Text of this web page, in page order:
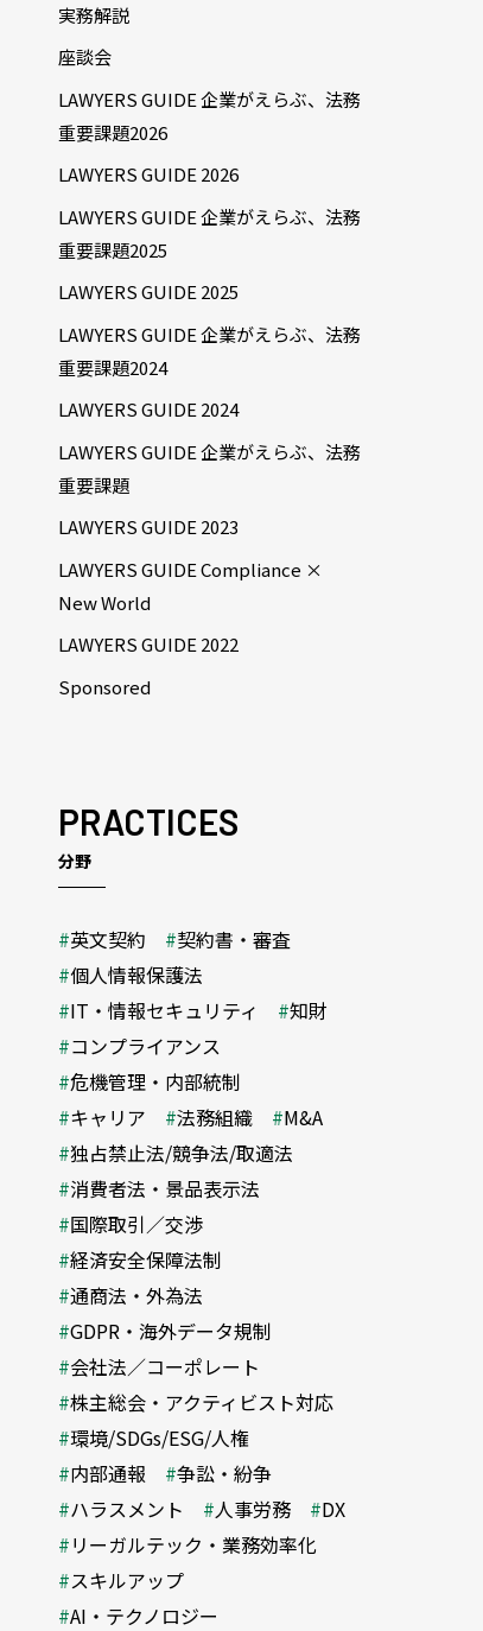
実務解説
座談会
LAWYERS GUIDE 企業がえらぶ、法務
重要課題2026
LAWYERS GUIDE 2026
LAWYERS GUIDE 企業がえらぶ、法務
重要課題2025
LAWYERS GUIDE 2025
LAWYERS GUIDE 企業がえらぶ、法務
重要課題2024
LAWYERS GUIDE 2024
LAWYERS GUIDE 企業がえらぶ、法務
重要課題
LAWYERS GUIDE 2023
LAWYERS GUIDE Compliance ×
New World
LAWYERS GUIDE 2022
Sponsored
PRACTICES
分野
英文契約
契約書・審査
個人情報保護法
IT・情報セキュリティ
知財
コンプライアンス
危機管理・内部統制
キャリア
法務組織
M&A
独占禁止法/競争法/取適法
消費者法・景品表示法
国際取引／交渉
経済安全保障法制
通商法・外為法
GDPR・海外データ規制
会社法／コーポレート
株主総会・アクティビスト対応
環境/SDGs/ESG/人権
内部通報
争訟・紛争
ハラスメント
人事労務
DX
リーガルテック・業務効率化
スキルアップ
AI・テクノロジー